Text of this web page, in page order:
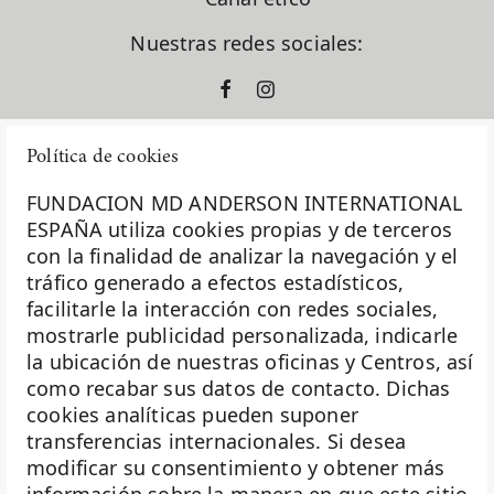
Política de cookies
FUNDACION MD ANDERSON INTERNATIONAL
ESPAÑA utiliza cookies propias y de terceros
con la finalidad de analizar la navegación y el
tráfico generado a efectos estadísticos,
facilitarle la interacción con redes sociales,
mostrarle publicidad personalizada, indicarle
la ubicación de nuestras oficinas y Centros, así
como recabar sus datos de contacto. Dichas
cookies analíticas pueden suponer
transferencias internacionales. Si desea
modificar su consentimiento y obtener más
ensayos clínicos
evento solidario
formación
fundación diversión solidaria
Fundación Excelentia
Fundación MD Anderson España
Fundación Siglo Futuro
Gastroenterología
Ginecología
Ginecología Oncológica
giving tuesday
golf solidario
Hábitos saludables
Hematología
inteligencia artificial
Nuestras redes sociales:
La Fundación MD Anderson España - Hospiten es
miembro de laAsociación Española de Fundaciones
Investigación
Biobanco
Docencia
Voluntariado